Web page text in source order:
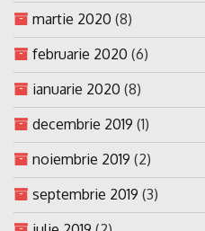
martie 2020 (8)
februarie 2020 (6)
ianuarie 2020 (8)
decembrie 2019 (1)
noiembrie 2019 (2)
septembrie 2019 (3)